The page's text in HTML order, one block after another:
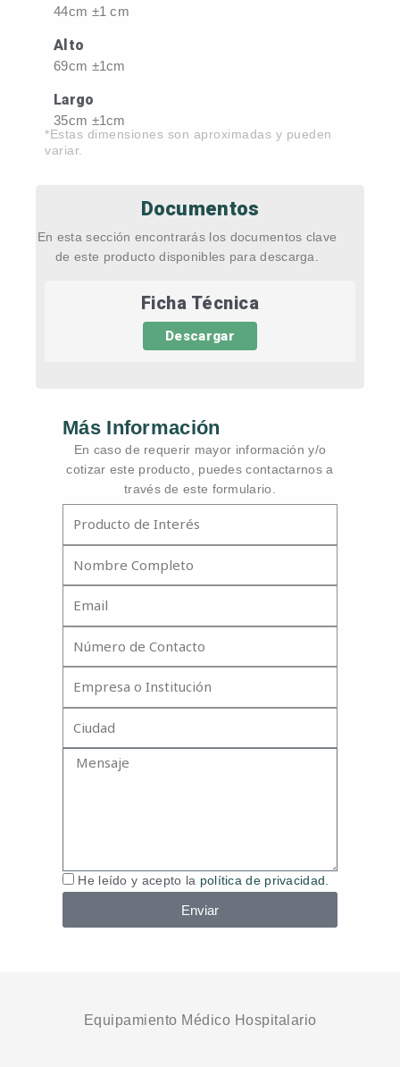
44cm ±1 cm
Alto
69cm ±1cm
Largo
35cm ±1cm
*Estas dimensiones son aproximadas y pueden
variar.
Documentos
En esta sección encontrarás los documentos clave
de este producto disponibles para descarga.
Ficha Técnica
Descargar
Más Información
En caso de requerir mayor información y/o
cotizar este producto, puedes contactarnos a
través de este formulario.
Completo
de
Mensaje
Política
He leído y acepto la política de privacidad.
Enviar
Equipamiento Médico Hospitalario